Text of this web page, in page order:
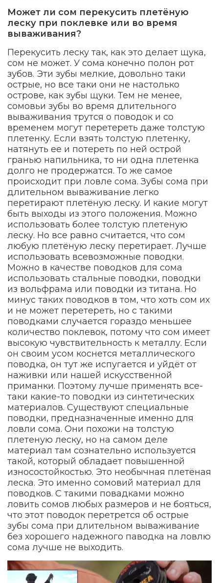
Может ли сом перекусить плетёную
леску при поклевке или во время
вываживания?
Перекусить леску так, как это делает щука,
сом не может. У сома конечно полон рот
зубов. Эти зубы мелкие, довольно таки
острые, но все таки они не настолько
острове, как зубы щуки. Тем не менее,
сомовьи зубы во время длительного
вываживания трутся о поводок и со
временем могут перетереть даже толстую
плетенку. Если взять толстую плетенку,
натянуть ее и потереть по ней острой
гранью напильника, то ни одна плетенка
долго не продержатся. То же самое
происходит при ловле сома. Зубы сома при
длительном вываживание легко
перетирают плетёную леску. И какие могут
быть выходы из этого положения. Можно
использовать более толстую плетеную
леску. Но все равно считается, что сом
любую плетёную леску перетирает. Лучше
использовать всевозможные поводки.
Можно в качестве поводков для сома
использовать стальные поводки, поводки
из вольфрама или поводки из титана. Но
минус таких поводков в том, что хоть сом их
и не может перетереть, но с такими
поводками случается гораздо меньшее
количество поклевок, потому что сом имеет
высокую чувствительность к металлу. Если
он своим усом коснется металлического
поводка, он тут же испугается и уйдёт от
наживки или нашей искусственной
приманки. Поэтому лучше применять все-
таки какие-то поводки из синтетических
материалов. Существуют специальные
поводки, предназначенные именно для
ловли сома. Они похожи на толстую
плетеную леску, но на самом деле
материал там сознательно используется
такой, который обладает повышенной
износостойкостью. Это необычная плетёная
леска. Это именно сомовий материал для
поводков. С такими повадками можно
ловить сомов любых размеров и не бояться,
что этот поводок перетрется об острые
зубы сома при длительном вываживание
без хорошего надежного паводка на ловлю
сома лучше не выходить.